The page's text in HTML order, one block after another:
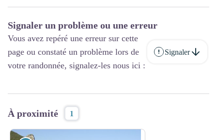
Signaler un problème ou une erreur
Vous avez repéré une erreur sur cette
page ou constaté un problème lors de
votre randonnée, signalez-les nous ici :
Signaler
À proximité 1